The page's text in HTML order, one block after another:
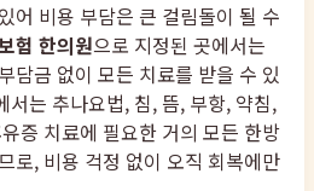
어 비용 부담은 큰 걸림돌이 될 수
험 한의원으로 지정된 곳에서는
담금 없이 모든 치료를 받을 수 있
서는 추나요법, 침, 뜸, 부항, 약침,
증 치료에 필요한 거의 모든 한방
로, 비용 걱정 없이 오직 회복에만